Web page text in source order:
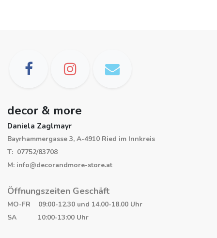
decor & more
Daniela Zaglmayr
Bayrhammergasse 3, A-4910 Ried im Innkreis
T: 07752/83708
M: info@decorandmore-store.at
Öffnungszeiten Geschäft
MO-FR 09:00-12.30 und 14.00-18.00 Uhr
SA 10:00-13:00 Uhr